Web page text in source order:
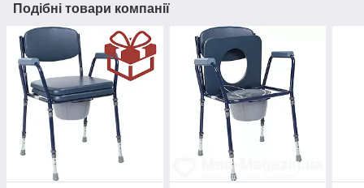
Подібні товари компанії